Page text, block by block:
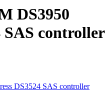
DS3950
SAS controller